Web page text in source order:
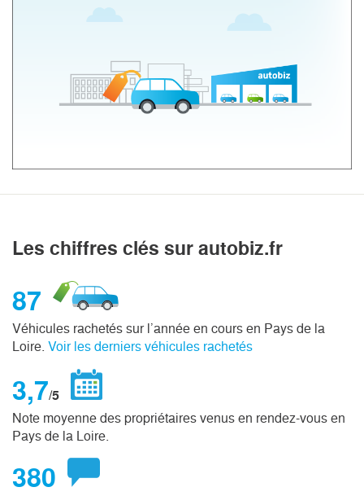
Les chiffres clés sur autobiz.fr
87
Véhicules rachetés sur l’année en cours en Pays de la
Loire. Voir les derniers véhicules rachetés
3,7/5
Note moyenne des propriétaires venus en rendez-vous en
Pays de la Loire.
380